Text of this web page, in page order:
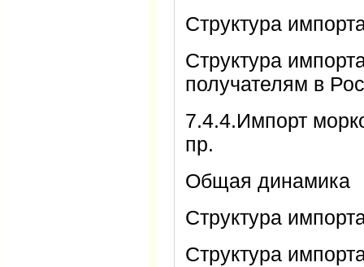
Структура
Структура
получателям в
7.4.4.Импорт
пр.
Общая динамика
Структура
Структура